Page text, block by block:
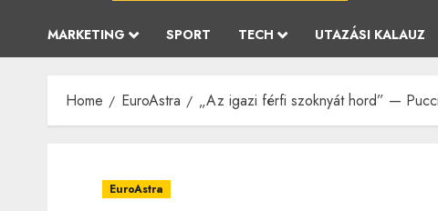
MARKETING SPORT TECH UTAZÁSI KALAUZ
Home EuroAstra „Az igazi férfi szoknyát hord” —
EuroAstra